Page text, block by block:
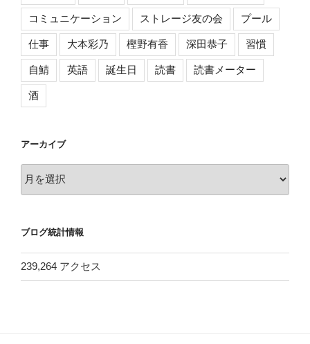
コミュニケーション ストレージ友の会 プール
仕事 大本彩乃 樫野有香 深田恭子 習慣
自鯖 英語 誕生日 読書 読書メーター
酒
アーカイブ
ー
ブ
ブログ統計情報
239,264 アクセス